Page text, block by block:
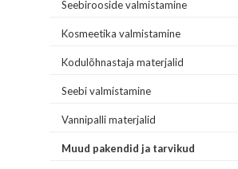
Seebirooside valmistamine
Kosmeetika valmistamine
Kodulõhnastaja materjalid
Seebi valmistamine
Vannipalli materjalid
Muud pakendid ja tarvikud